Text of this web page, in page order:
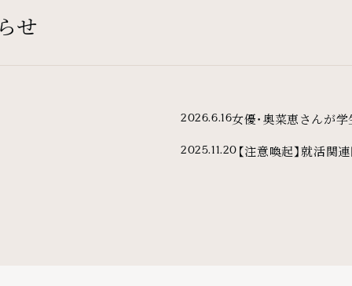
せ
2026.6.16女優・奥菜恵さんが
2025.11.20 【注意喚起】就活関